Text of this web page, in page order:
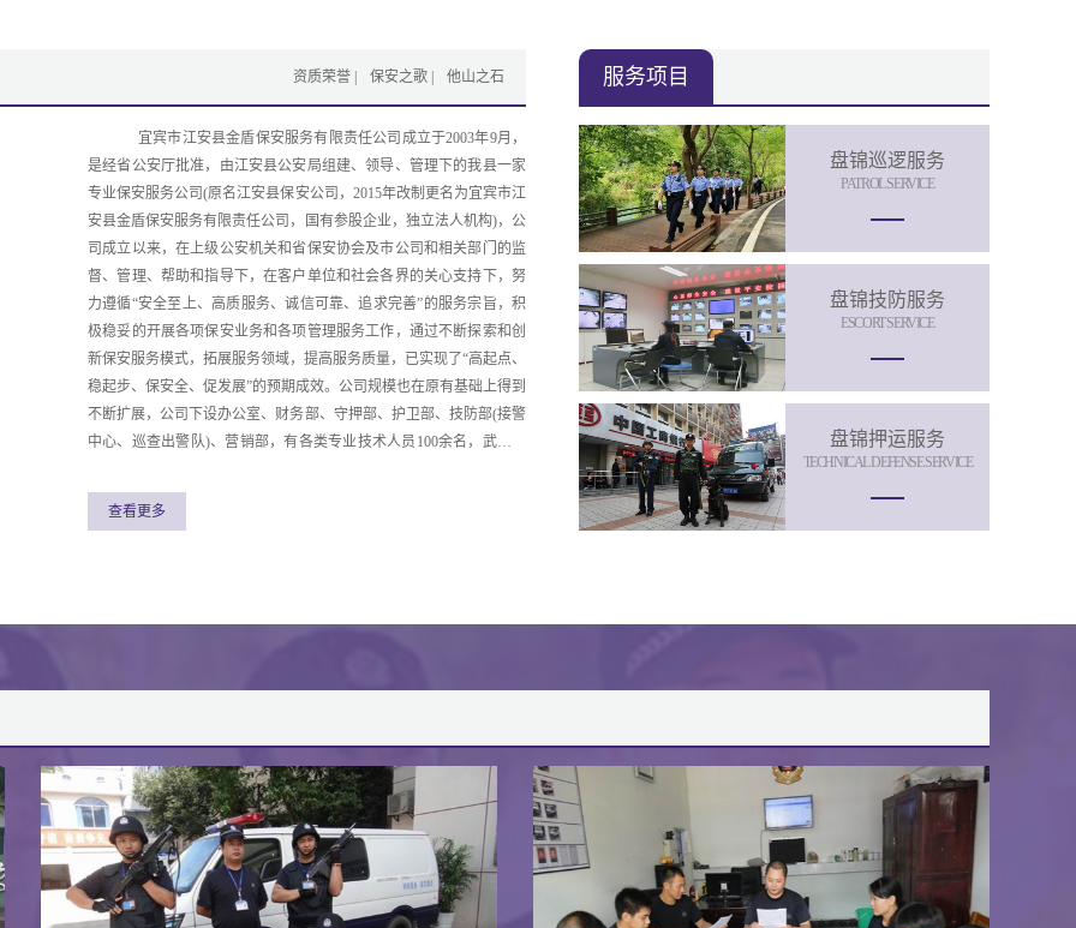
资质荣誉 保安之歌 他山之石
宜宾市江安县金盾保安服务有限责任公司成立于2003年9月，
是经省公安厅批准，由江安县公安局组建、领导、管理下的我县一家
专业保安服务公司(原名江安县保安公司，2015年改制更名为宜宾市江
安县金盾保安服务有限责任公司，国有参股企业，独立法人机构)，公
司成立以来，在上级公安机关和省保安协会及市公司和相关部门的监
督、管理、帮助和指导下，在客户单位和社会各界的关心支持下，努
力遵循“安全至上、高质服务、诚信可靠、追求完善”的服务宗旨，积
极稳妥的开展各项保安业务和各项管理服务工作，通过不断探索和创
新保安服务模式，拓展服务领域，提高服务质量，已实现了“高起点、
稳起步、保安全、促发展”的预期成效。公司规模也在原有基础上得到
不断扩展，公司下设办公室、财务部、守押部、护卫部、技防部(接警
中心、巡查出警队)、营销部，有各类专业技术人员100余名，武装押
督察队一个、专业保安员158人(未包括其他人员)，所有保安人员均取
查看更多
服务项目
盘锦巡逻服务
PATROL SERVICE
盘锦技防服务
ESCORT SERVICE
盘锦押运服务
TECHNICAL DEFENSE SERVICE